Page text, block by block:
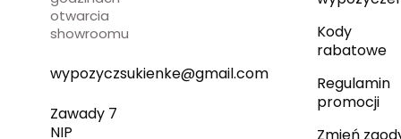
otwarcia
showroomu
wypozyczsukienke@gmail.com
Zawady 7
NIP
Kody
rabatowe
Regulamin
promocji
Zmień